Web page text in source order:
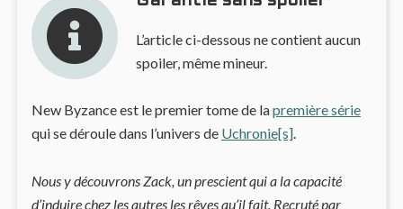
L’article ci-dessous ne contient aucun
spoiler, même mineur.
New Byzance est le premier tome de lapremière série
qui se déroule dans l’univers de Uchronie[s].
Nous y découvrons Zack, un prescient qui a la capacité
d’induire chez les autres les rêves qu’il fait. Recruté par